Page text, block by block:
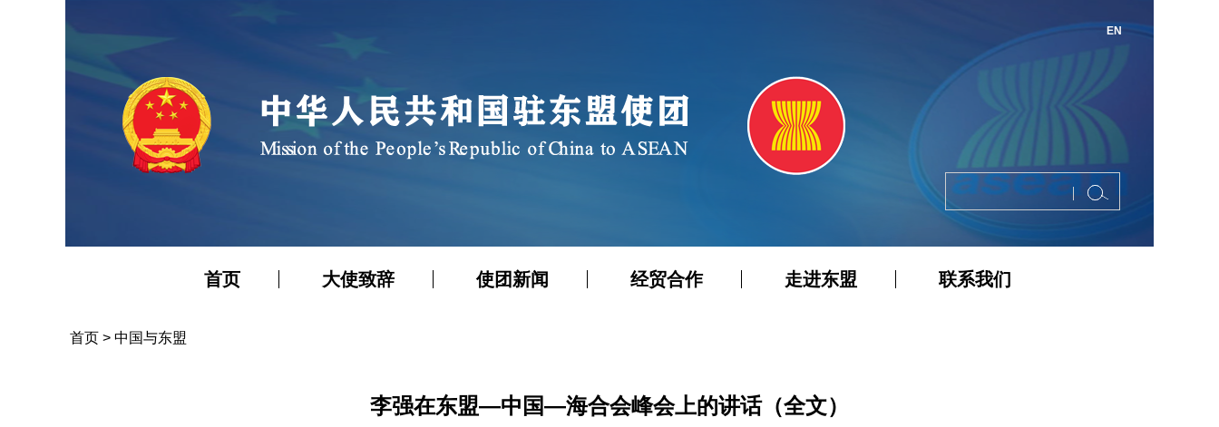
EN
首页 大使致辞 使团新闻 经贸合作 走进东盟 联系我们
首页 > 中国与东盟
李强在东盟—中国—海合会峰会上的讲话（全文）